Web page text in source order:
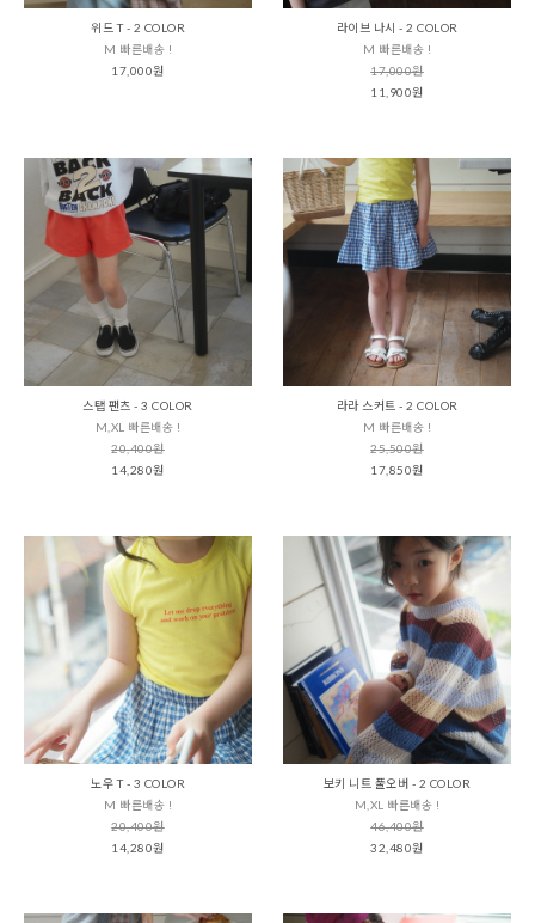
위드 T - 2 COLOR
M 빠른배송 !
17,000원
라이브 나시 - 2 COLOR
M 빠른배송 !
17,000원
11,900원
스탭 팬츠 - 3 COLOR
M,XL 빠른배송 !
20,400원
14,280원
라라 스커트 - 2 COLOR
M 빠른배송 !
25,500원
17,850원
노우 T - 3 COLOR
M 빠른배송 !
20,400원
14,280원
보키 니트 풀오버 - 2 COLOR
M,XL 빠른배송 !
46,400원
32,480원